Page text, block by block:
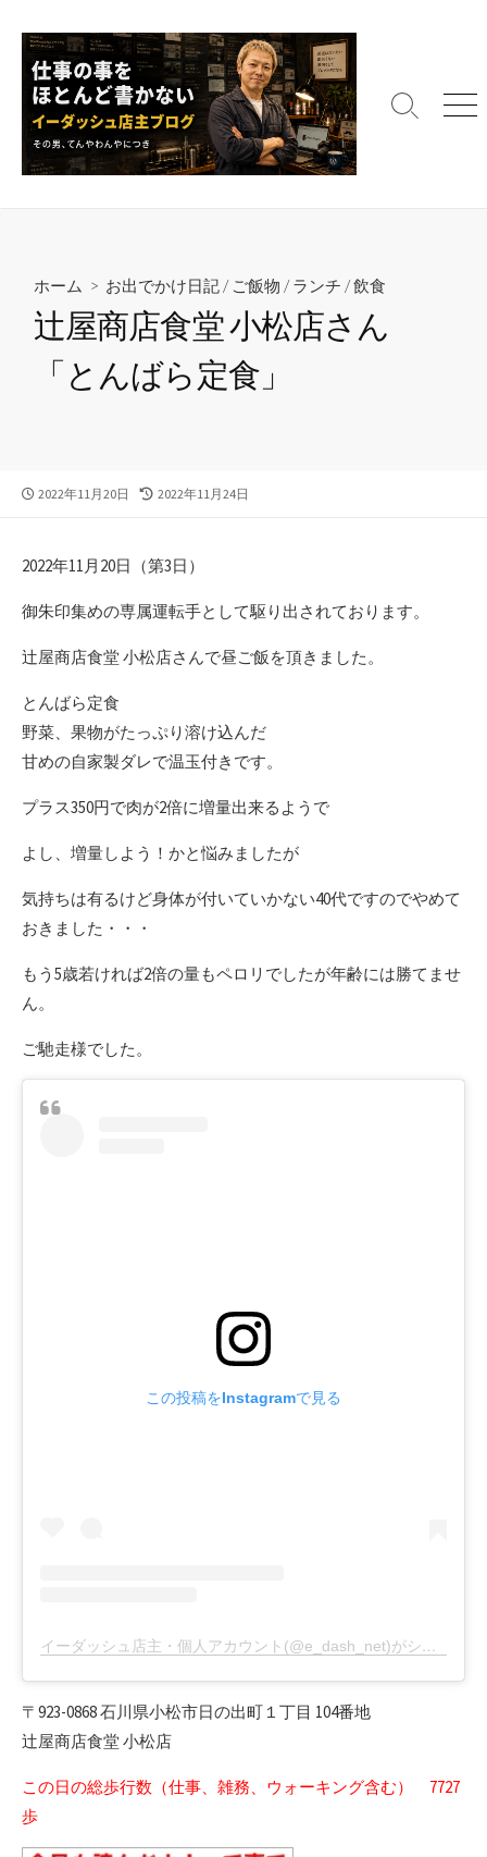
キ
検
メ
ホーム > お出でかけ日記 / ご飯物 /ランチ /飲食
辻屋商店食堂 小松店さん
「とんばら定食」
公
2022年11月20日
最
新
日
2022年11月24日
2022年11月20日（第3日）
御朱印集めの専属運転手として駆り出されております。
辻屋商店食堂 小松店さんで昼ご飯を頂きました。
とんばら定食
野菜、果物がたっぷり溶け込んだ
甘めの自家製ダレで温玉付きです。
プラス350円で肉が2倍に増量出来るようで
よし、増量しよう！かと悩みましたが
気持ちは有るけど身体が付いていかない40代ですのでやめて
おきました・・・
もう5歳若ければ2倍の量もペロリでしたが年齢には勝てませ
ん。
ご馳走様でした。
この投稿をInstagramで見る
イーダッシュ店主・個人アカウント(@e_dash_net)がシェアした投稿
〒923-0868 石川県小松市日の出町１丁目 104番地
辻屋商店食堂 小松店
この日の総歩行数（仕事、雑務、ウォーキング含む） 7727
歩